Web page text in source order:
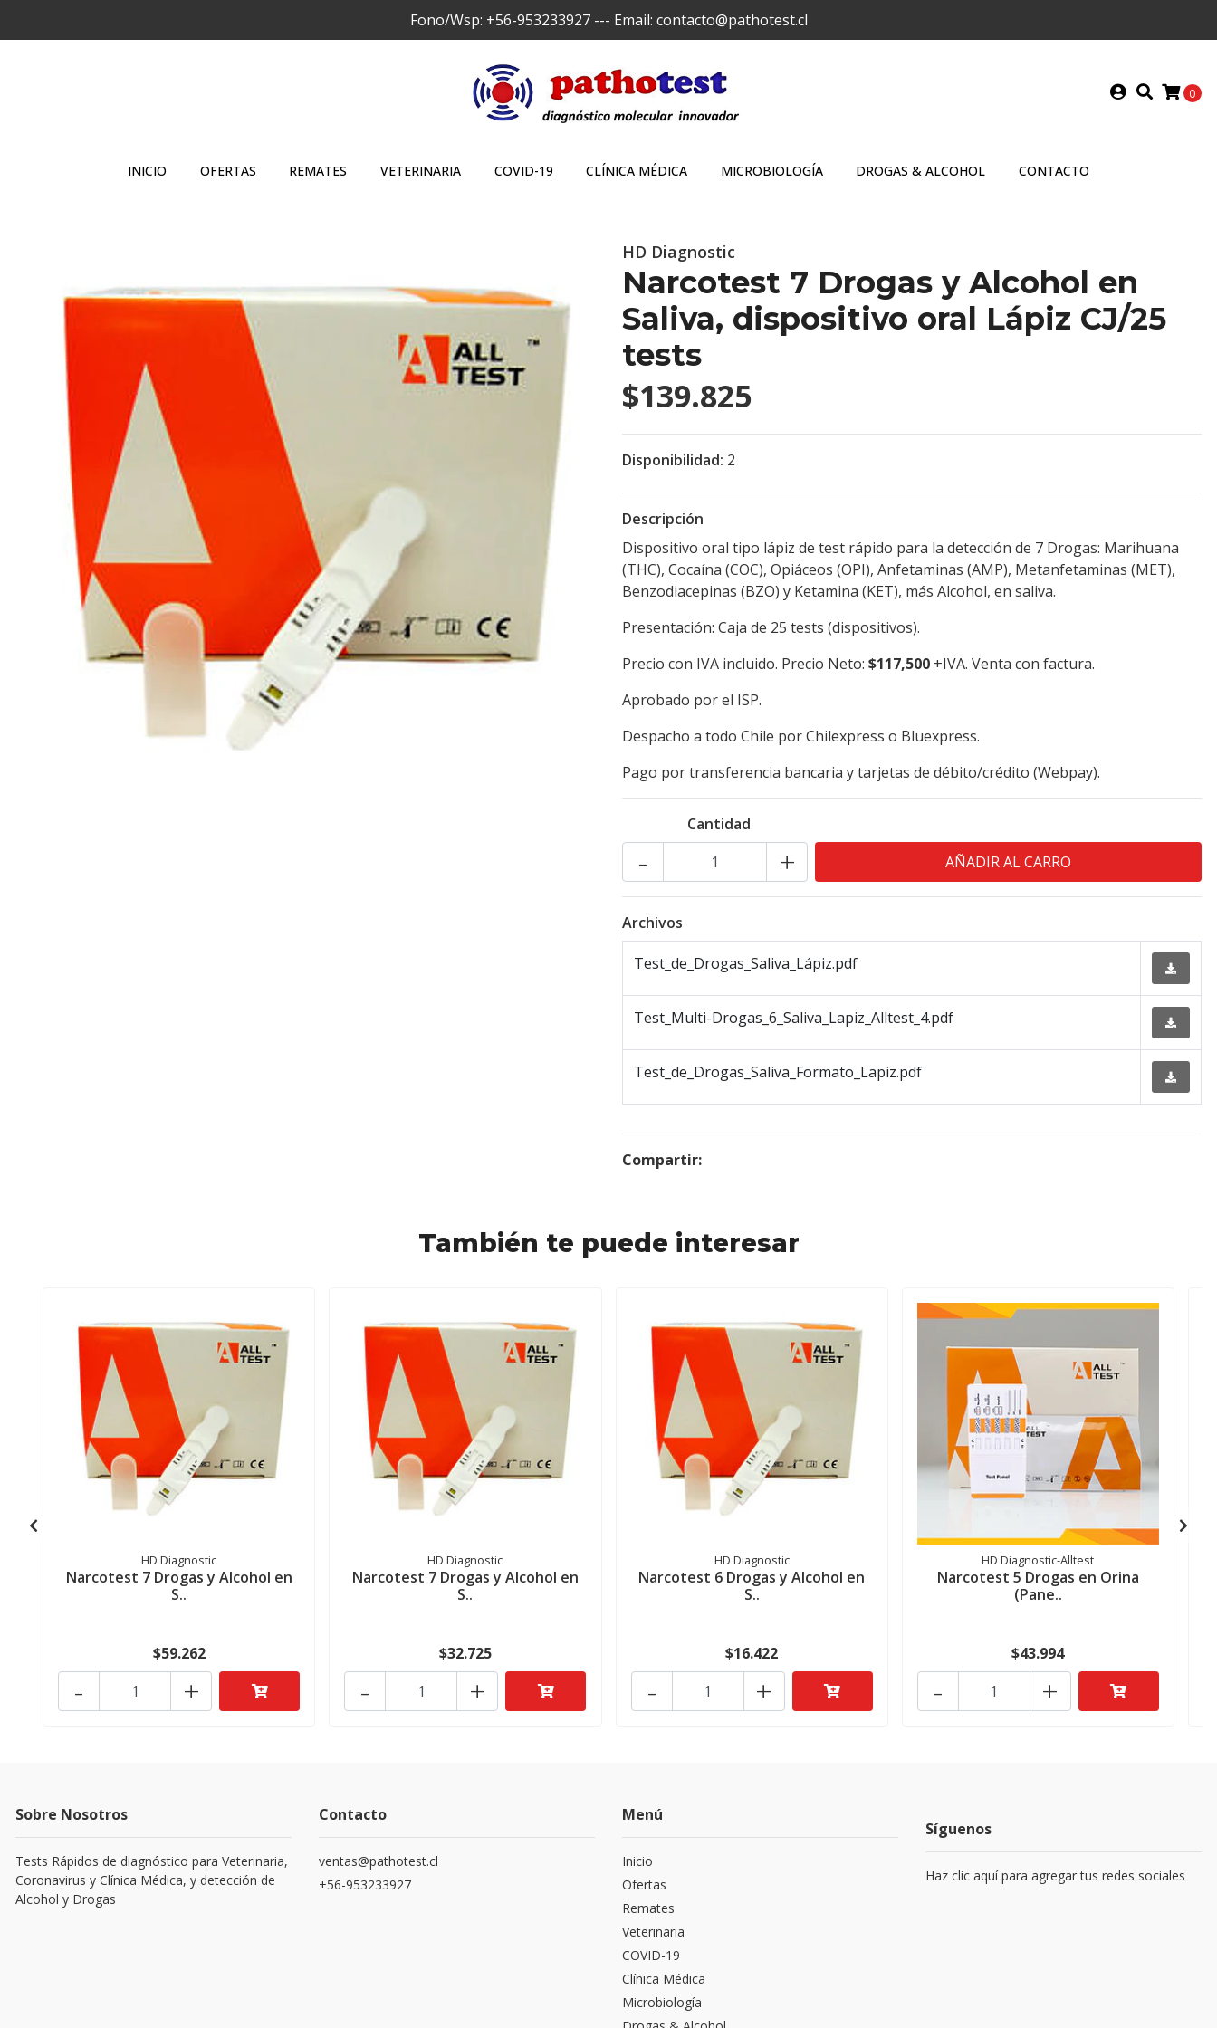
Fono/Wsp: +56-953233927 --- Email: contacto@pathotest.cl
0
INICIO OFERTAS REMATES VETERINARIA COVID-19 CLÍNICA MÉDICA MICROBIOLOGÍA DROGAS & ALCOHOL CONTACTO
HD Diagnostic
Narcotest 7 Drogas y Alcohol en
Saliva, dispositivo oral Lápiz CJ/25
tests
$139.825
Disponibilidad: 2
Descripción
Dispositivo oral tipo lápiz de test rápido para la detección de 7 Drogas: Marihuana
(THC), Cocaína (COC), Opiáceos (OPI), Anfetaminas (AMP), Metanfetaminas (MET),
Benzodiacepinas (BZO) y Ketamina (KET), más Alcohol, en saliva.
Presentación: Caja de 25 tests (dispositivos).
Precio con IVA incluido. Precio Neto: $117,500 +IVA. Venta con factura.
Aprobado por el ISP.
Despacho a todo Chile por Chilexpress o Bluexpress.
Pago por transferencia bancaria y tarjetas de débito/crédito (Webpay).
Cantidad
+
-
Archivos
Test_de_Drogas_Saliva_Lápiz.pdf
Test_Multi-Drogas_6_Saliva_Lapiz_Alltest_4.pdf
Test_de_Drogas_Saliva_Formato_Lapiz.pdf
Compartir:
También te puede interesar
HD Diagnostic
Narcotest 7 Drogas y Alcohol en
S..
$59.262
+
-
HD Diagnostic
Narcotest 7 Drogas y Alcohol en
S..
$32.725
+
-
HD Diagnostic
Narcotest 6 Drogas y Alcohol en
S..
$16.422
+
-
HD Diagnostic-Alltest
Narcotest 5 Drogas en Orina
(Pane..
$43.994
+
-
Sobre Nosotros
Tests Rápidos de diagnóstico para Veterinaria,
Coronavirus y Clínica Médica, y detección de
Alcohol y Drogas
Contacto
ventas@pathotest.cl
+56-953233927
Menú
Inicio
Ofertas
Remates
Veterinaria
COVID-19
Clínica Médica
Microbiología
Síguenos
Haz clic aquí para agregar tus redes sociales